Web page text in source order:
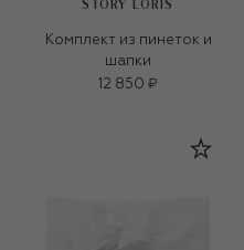
STORY LORIS
Комплект из пинеток и
шапки
12 850 ₽